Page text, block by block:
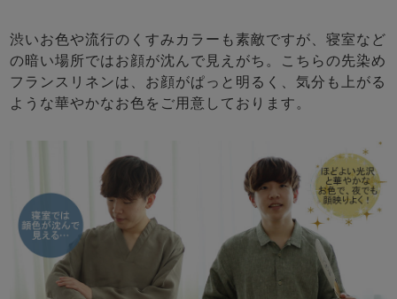
渋いお色や流行のくすみカラーも素敵ですが、寝室など
の暗い場所ではお顔が沈んで見えがち。こちらの先染め
フランスリネンは、お顔がぱっと明るく、気分も上がる
ような華やかなお色をご用意しております。